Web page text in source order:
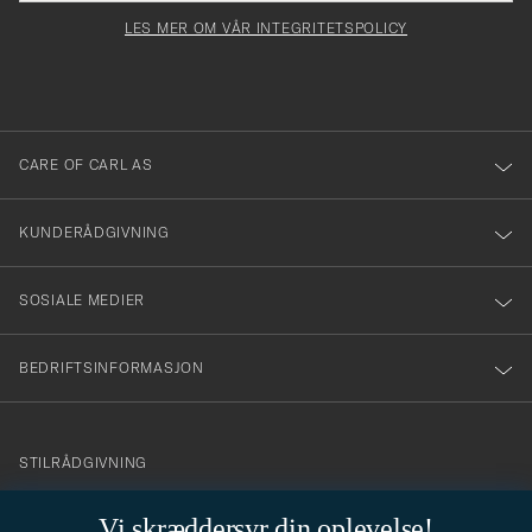
dig
till
vårt
nyhetsbrev!
LES MER OM VÅR INTEGRITETSPOLICY
CARE OF CARL AS
KUNDERÅDGIVNING
SOSIALE MEDIER
BEDRIFTSINFORMASJON
info@careofcarl.no
STILRÅDGIVNING